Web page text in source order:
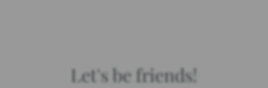
Let's be friends!